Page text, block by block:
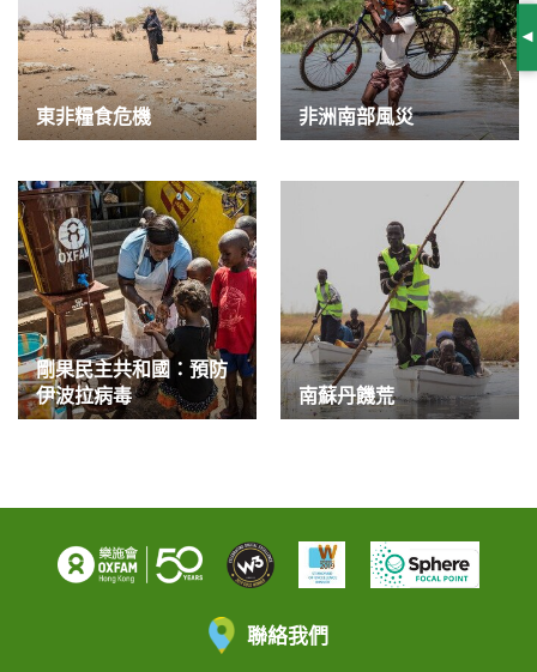
東非糧食危機 非洲南部風災
剛果民主共和國：預防
伊波拉病毒
南蘇丹饑荒
聯絡我們